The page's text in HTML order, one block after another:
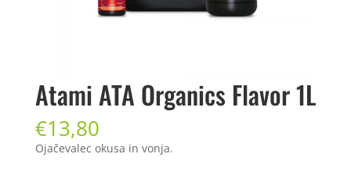
Atami ATA Organics Flavor 1L
€13,80
Ojačevalec okusa in vonja.